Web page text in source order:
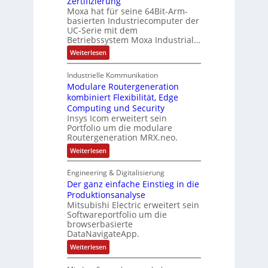
u
e
U
m
g
e
b
u
n
g
e
n
d
e
r
u
l
a
t
i
o
0
2
6
E
u
r
o
e
a
n
E
t
h
e
r
c
a
t
l
u
g
F
e
s
t
i
g
e
n
t
e
F
e
l
e
r
s
t
r
a
t
e
g
i
e
f
ü
r
D
I
N
-
S
c
h
Moxa hat für seine 64Bit-Arm-
basierten Industriecomputer der
UC-Serie mit dem
Betriebssystem Moxa Industrial…
Weiterlesen:
A
m
-
b
a
s
i
e
r
t
e
I
n
d
u
s
t
r
i
e
c
o
m
p
Industrielle Kommunikation
Modulare Routergeneration
kombiniert Flexibilität, Edge
Computing und Security
Insys Icom erweitert sein
Portfolio um die modulare
Routergeneration MRX.neo.
Weiterlesen:
M
d
u
l
a
r
e
R
o
u
t
e
Engineering & Digitalisierung
Der ganz einfache Einstieg in die
Produktionsanalyse
Mitsubishi Electric erweitert sein
Softwareportfolio um die
browserbasierte
DataNavigateApp.
Weiterlesen:
D